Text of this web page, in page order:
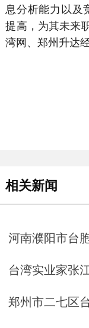
息分析能力以及
提高，为其未来
湾网、郑州升达
相关新闻
河南濮阳市台
台湾实业家张
郑州市二七区